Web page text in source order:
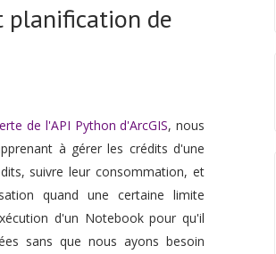
planification de
de l'API Python d'ArcGIS, nous
à gérer les crédits d'une
suivre leur consommation, et
quand une certaine limite
d'un Notebook pour qu'il
sans que nous ayons besoin